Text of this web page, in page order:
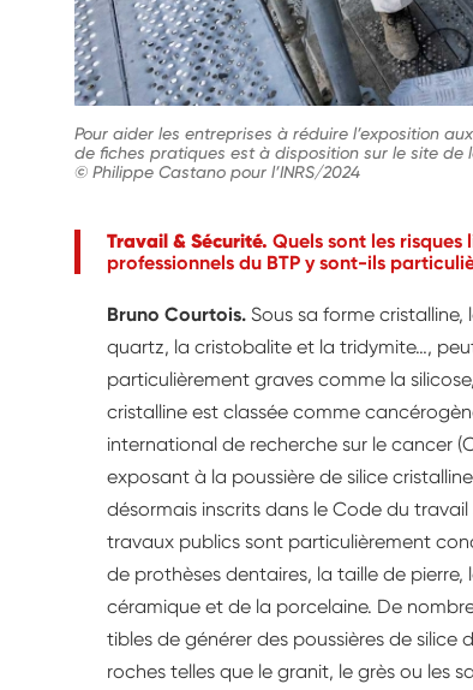
Pour aider les entreprises à réduire l’exposition
de fiches pratiques est à disposition sur le site de
© Philippe Castano pour l’INRS/2024
Travail & Sécurité. Quels sont les
professionnels du BTP y sont-ils
Bruno Courtois. Sous sa forme
quartz, la cristobalite et la tridymite…,
particulièrement graves comme la
cristalline est classée comme
international de recherche sur le cancer
exposant à la poussière de silice
désormais inscrits dans le Code du
travaux publics sont particulièrement
de prothèses dentaires, la taille de pierre,
céramique et de la porcelaine. De
tibles de générer des poussières de
roches telles que le granit, le grès ou les